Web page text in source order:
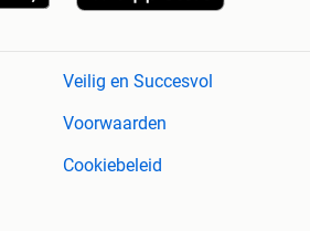
Veilig en Succesvol
Voorwaarden
Cookiebeleid